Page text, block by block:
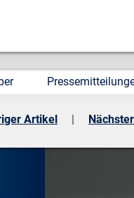
Artikel |